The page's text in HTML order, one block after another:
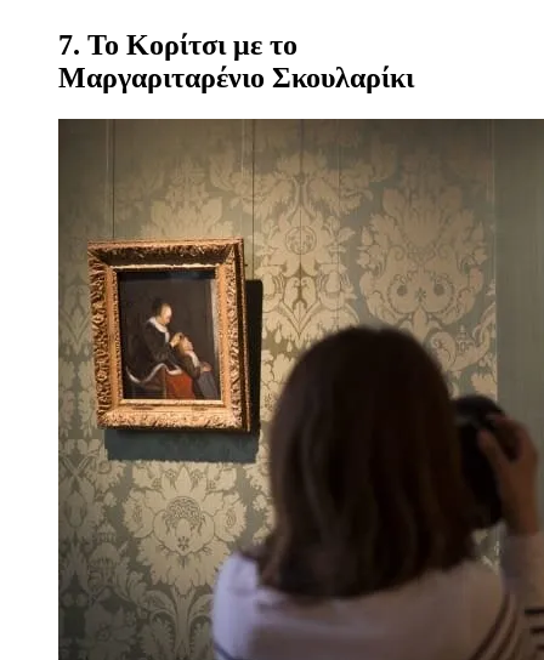
7. Το Κορίτσι με το
Μαργαριταρένιο Σκουλαρίκι